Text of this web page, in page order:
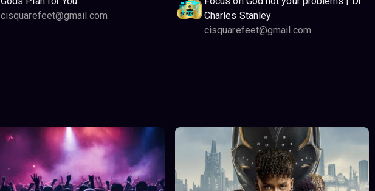
cisquarefeet@gmail.com
Charles Stanley
cisquarefeet@gmail.com